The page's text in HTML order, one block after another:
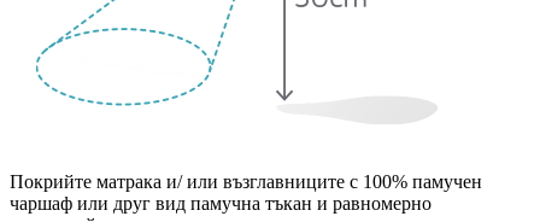
Покрийте матрака и/ или възглавниците с 100% памучен
чаршаф или друг вид памучна тъкан и равномерно